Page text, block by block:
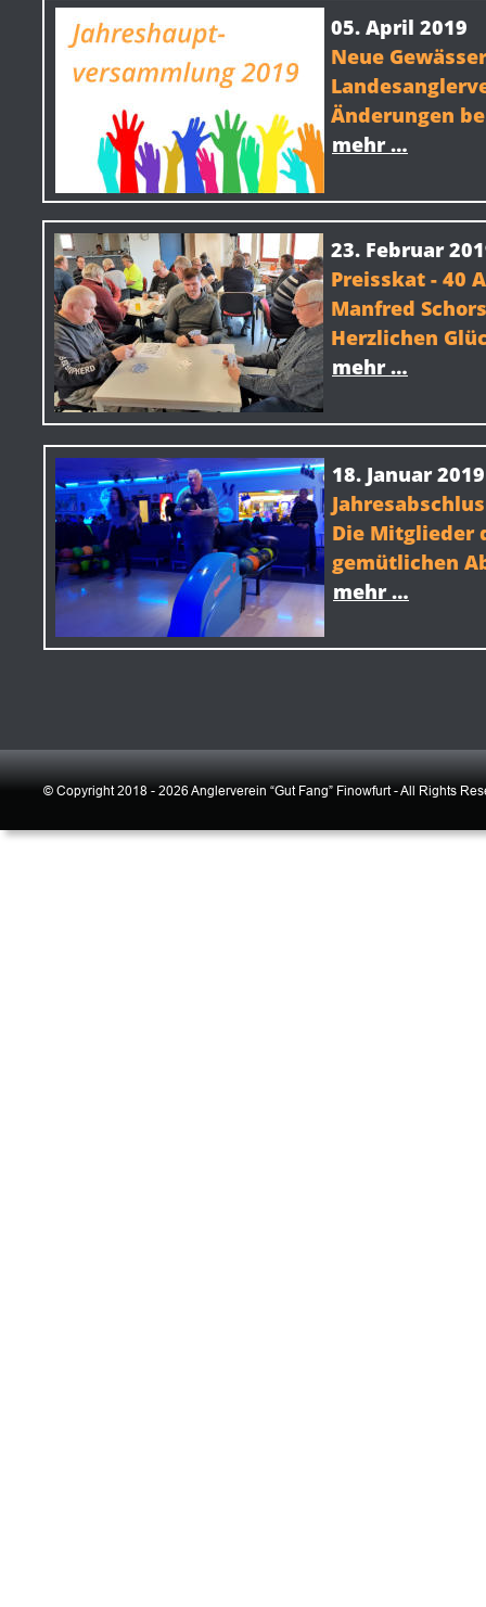
© Copyright 2018 - 2026 Anglerverein “Gut Fang” Finowfurt - All Rights
18. Januar 2019
Die Mitglieder
gemütlichen
mehr …
23. Februar
Preisskat - 40
Manfred
Herzlichen
mehr …
05. April 2019
Neue
Änderungen
mehr …